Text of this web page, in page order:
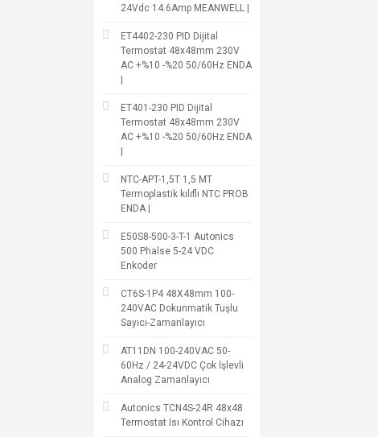
24Vdc 14.6Amp MEANWELL |
ET4402-230 PID Dijital
Termostat 48x48mm 230V
AC +%10 -%20 50/60Hz ENDA
ET401-230 PID Dijital
Termostat 48x48mm 230V
AC +%10 -%20 50/60Hz ENDA
NTC-APT-1,5T 1,5 MT
Termoplastik kılıflı NTC PROB
ENDA |
E50S8-500-3-T-1 Autonics
500 Phalse 5-24 VDC
Enkoder
CT6S-1P4 48X48mm 100-
240VAC Dokunmatik Tuşlu
Sayıcı-Zamanlayıcı
AT11DN 100-240VAC 50-
60Hz / 24-24VDC Çok İşlevli
Analog Zamanlayıcı
Autonics TCN4S-24R 48x48
Termostat Isı Kontrol Cihazı